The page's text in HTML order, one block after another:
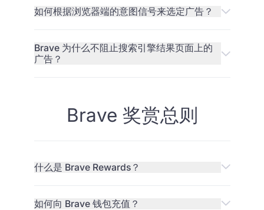
如何根据浏览器端的意图信号来选定广告？
Brave 为什么不阻止搜索引擎结果页面上的
广告？
Brave 奖赏总则
什么是 Brave Rewards？
如何向 Brave 钱包充值？